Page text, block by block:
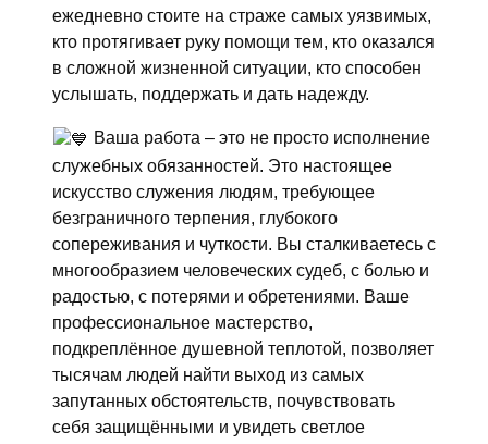
ежедневно стоите на страже самых уязвимых,
кто протягивает руку помощи тем, кто оказался
в сложной жизненной ситуации, кто способен
услышать, поддержать и дать надежду.
Ваша работа – это не просто исполнение
служебных обязанностей. Это настоящее
искусство служения людям, требующее
безграничного терпения, глубокого
сопереживания и чуткости. Вы сталкиваетесь с
многообразием человеческих судеб, с болью и
радостью, с потерями и обретениями. Ваше
профессиональное мастерство,
подкреплённое душевной теплотой, позволяет
тысячам людей найти выход из самых
запутанных обстоятельств, почувствовать
себя защищёнными и увидеть светлое